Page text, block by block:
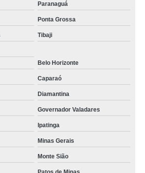
Paranaguá
Ponta Grossa
Tibaji
Belo Horizonte
Caparaó
Diamantina
Governador Valadares
Ipatinga
Minas Gerais
Monte Sião